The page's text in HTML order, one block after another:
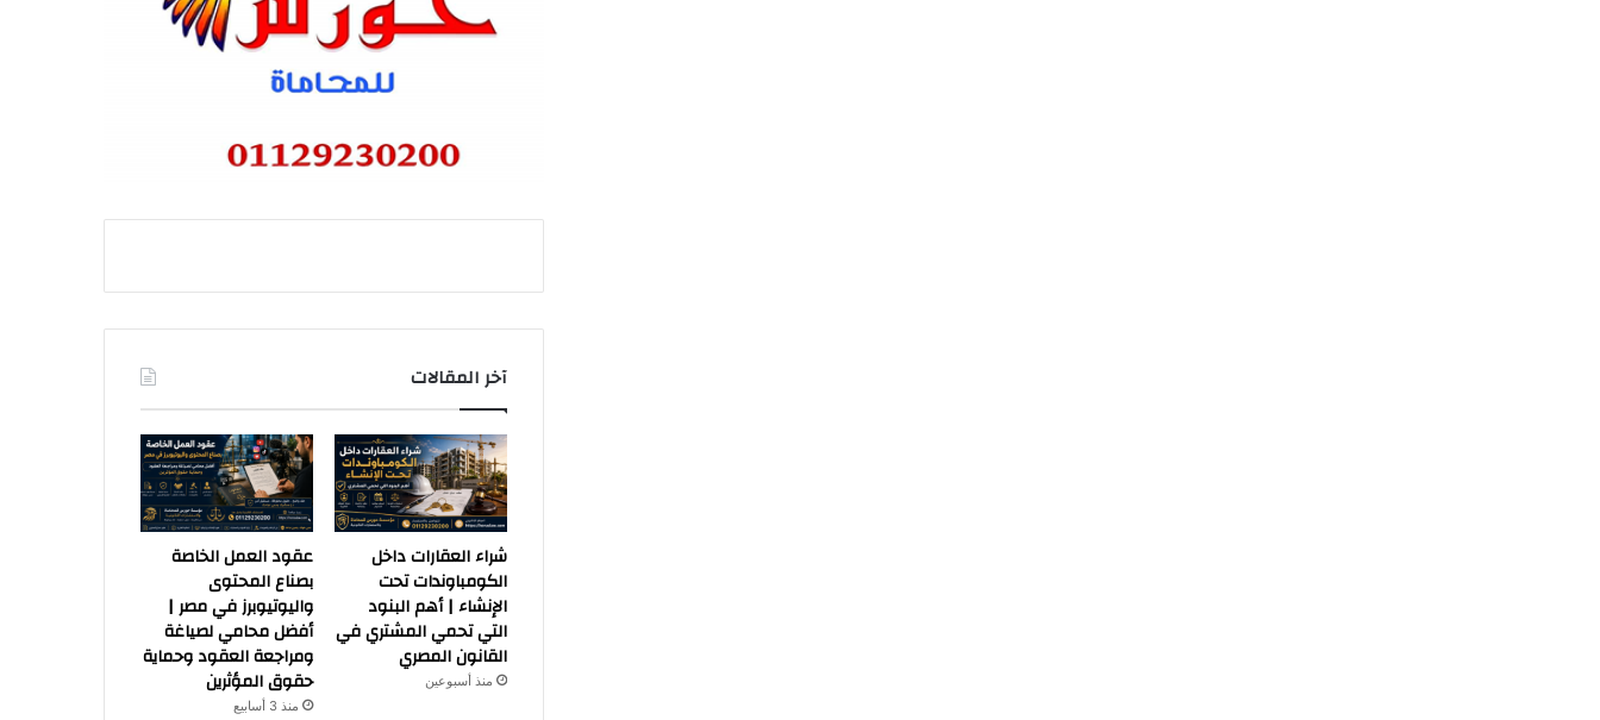
آخر المقالات
شراء العقارات داخل
الكومباوندات تحت
الإنشاء | أهم البنود
التي تحمي المشتري في
القانون المصري
منذ أسبوعين
عقود العمل الخاصة
بصناع المحتوى
واليوتيوبرز في مصر |
أفضل محامي لصياغة
ومراجعة العقود وحماية
حقوق المؤثرين
منذ 3 أسابيع